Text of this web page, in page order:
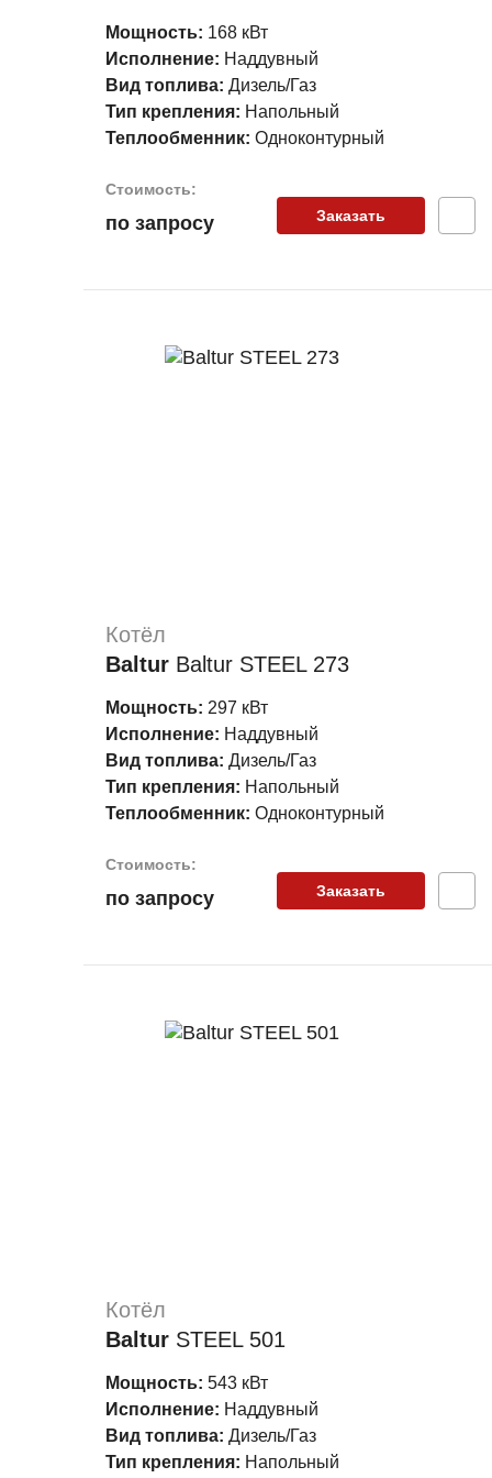
Мощность: 168 кВт
Исполнение: Наддувный
Вид топлива: Дизель/Газ
Тип крепления: Напольный
Теплообменник: Одноконтурный
Стоимость:
по запросу Заказать
Котёл
Baltur Вaltur STEEL 273
Мощность: 297 кВт
Исполнение: Наддувный
Вид топлива: Дизель/Газ
Тип крепления: Напольный
Теплообменник: Одноконтурный
Стоимость:
по запросу Заказать
Котёл
Baltur STEEL 501
Мощность: 543 кВт
Исполнение: Наддувный
Вид топлива: Дизель/Газ
Тип крепления: Напольный